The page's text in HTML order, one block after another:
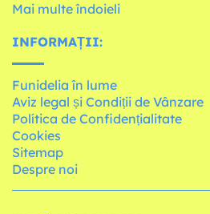
Mai multe îndoieli
INFORMAȚII:
Funidelia în lume
Aviz legal și Condiții de Vânzare
Política de Confidențialitate
Cookies
Sitemap
Despre noi